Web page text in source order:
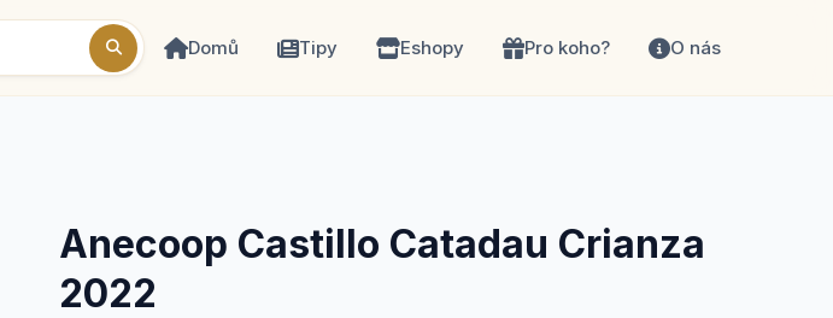
Domů Tipy Eshopy Pro koho? O nás
Anecoop Castillo Catadau Crianza
2022